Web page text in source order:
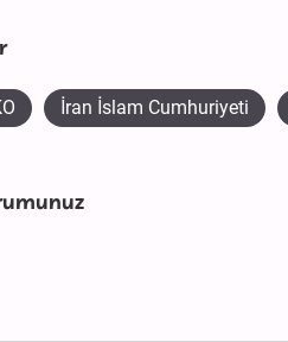
İran İslam Cumhuriyeti